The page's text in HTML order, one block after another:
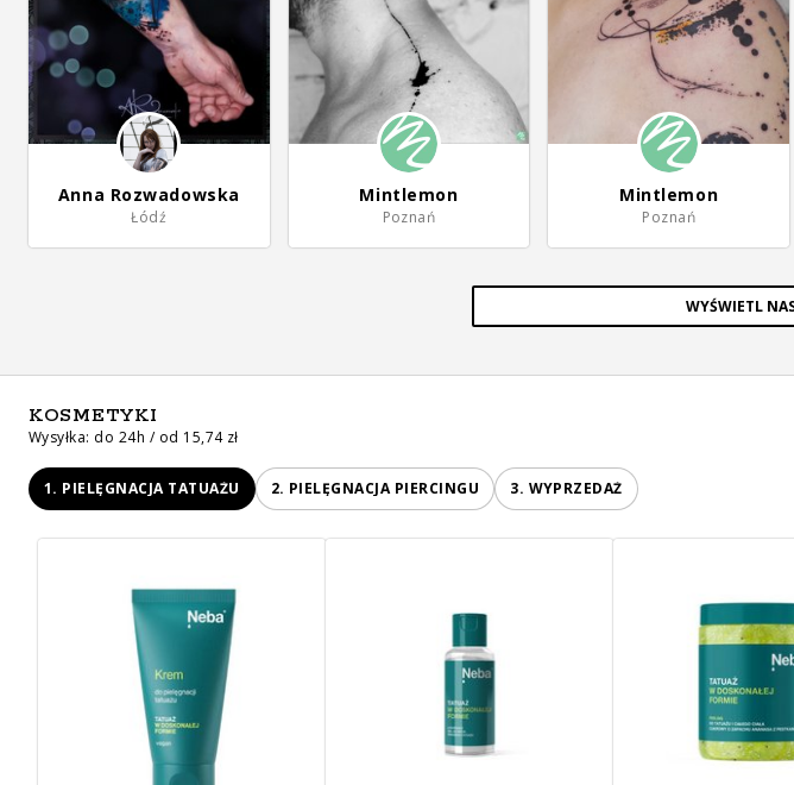
Anna Rozwadowska
Łódź
Mintlemon
Poznań
Mintlemon
Poznań
WYŚWIETL
KOSMETYKI
Wysyłka: do 24h / od 15,74 zł
1. PIELĘGNACJA TATUAŻU 2. PIELĘGNACJA PIERCINGU 3. WYPRZEDAŻ